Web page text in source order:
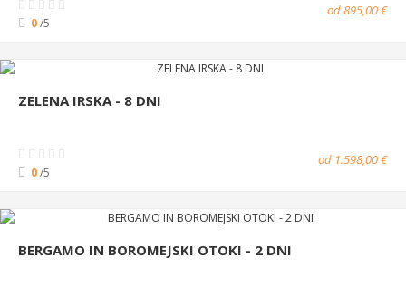
0/5
od 895,00 €
ZELENA IRSKA - 8 DNI
0/5
od 1.598,00 €
BERGAMO IN BOROMEJSKI OTOKI - 2 DNI